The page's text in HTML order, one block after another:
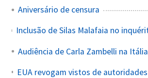
Aniversário de censura
Audiência de Carla Zambelli na Itália